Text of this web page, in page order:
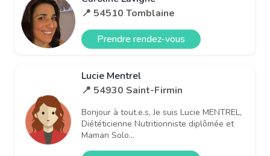
📍 54510 Tomblaine
Prendre rendez-vous
Lucie Mentrel
📍 54930 Saint-Firmin
Bonjour à tout.e.s, Je suis Lucie MENTREL,
Diététicienne Nutritionniste diplômée et
Maman Solo...